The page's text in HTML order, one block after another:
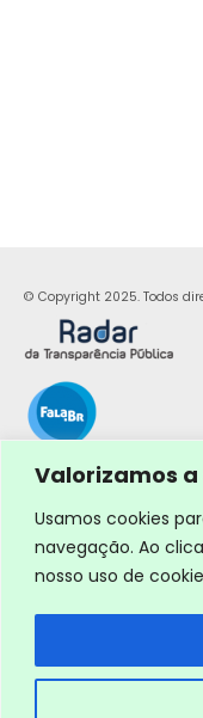
Valorizamos
Usamos cookies
navegação. Ao
nosso uso de
© Copyright 2025. Todos